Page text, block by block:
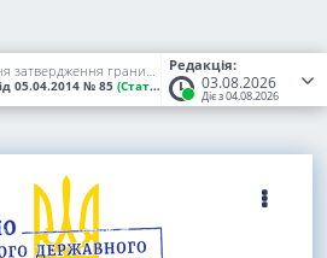
Редакція:
03.08.2026
Діє з 04.08.2026
Деякі питання затвердження граничної чисельності працівників апарату та територіальних органів центральних органів виконавчої влади, інших державних органів
05.04.2014 № 85 (Статус: Чинний)